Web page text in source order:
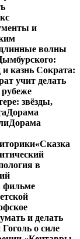
и
волны
и казнь Сократа:
учит делать
звёзды,
Дорама
Дорама
«Сказка
в
фильме
и делать
о силе